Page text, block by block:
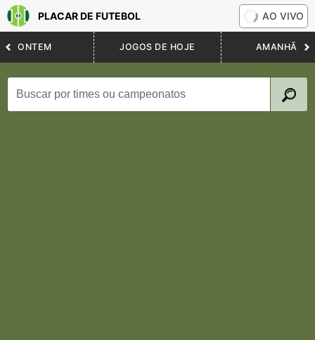
PLACAR DE FUTEBOL AO VIVO
ONTEM JOGOS DE HOJE AMANHÃ